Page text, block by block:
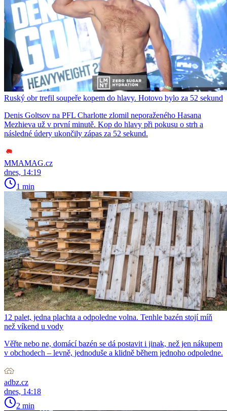
Ruský obr trefil soupeře kopem do hlavy. Hotovo bylo za 52 sekund
Denis Goltsov na PFL Charlotte zlomil neporaženého Hasana
Mezhieva už v první minutě. Kop do hlavy při pokusu o strh a
následné údery ukončily zápas za 52 sekund.
MMAMAG.cz
dnes, 14:19
1 min
12 palet, jedna plachta a odpoledne volna. Tenhle bazén stojí míň
než víkend u vody
Věřte nebo ne, domácí bazén se dá postavit i jinak, než jen nákupem
v obchodech – levně, jednoduše a klidně během jednoho odpoledne.
adbz.cz
dnes, 14:18
2 min